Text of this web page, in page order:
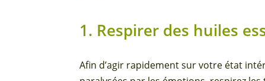
1. Respirer des huiles
Afin d’agir rapidement sur votre état